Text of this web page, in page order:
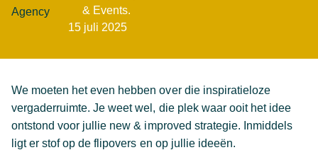
& Events.
15 juli 2025
We moeten het even hebben over die inspiratieloze
vergaderruimte. Je weet wel, die plek waar ooit het idee
ontstond voor jullie new & improved strategie. Inmiddels
ligt er stof op de flipovers en op jullie ideeën.